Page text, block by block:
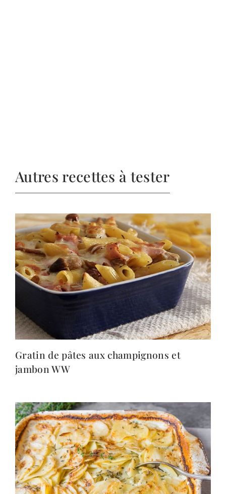
Autres recettes à tester
Gratin de pâtes aux champignons et
jambon WW